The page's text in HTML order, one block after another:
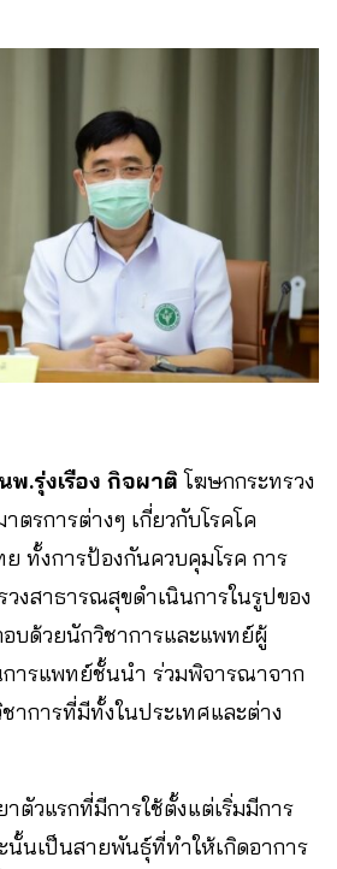
นพ.รุ่งเรือง กิจผาติ โฆษกกระทรวง
ตรการต่างๆ เกี่ยวกับโรคโค
ย ทั้งการป้องกันควบคุมโรค การ
งสาธารณสุขดำเนินการในรูปของ
บด้วยนักวิชาการและแพทย์ผู้
ารแพทย์ชั้นนำ ร่วมพิจารณาจาก
าการที่มีทั้งในประเทศและต่าง
ตัวแรกที่มีการใช้ตั้งแต่เริ่มมีการ
นั้นเป็นสายพันธุ์ที่ทำให้เกิดอาการ